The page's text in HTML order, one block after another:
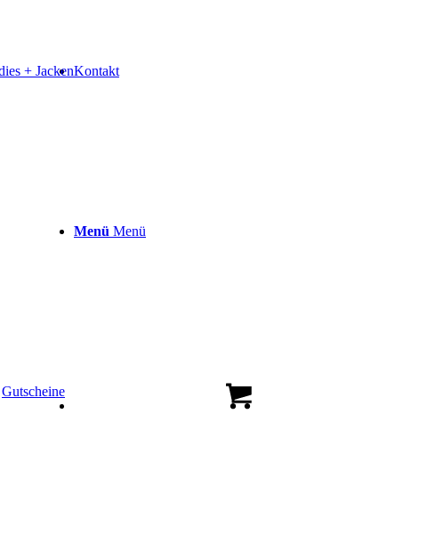
+ Jacken
Gutscheine
Kontakt
Menü Menü